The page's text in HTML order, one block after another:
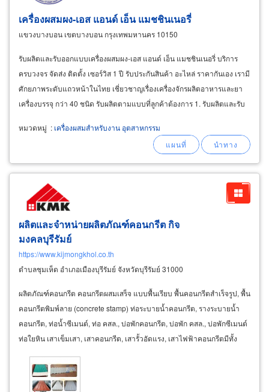
เครื่องผสมผง-เอส แอนด์ เอ็น แมชชินเนอรี่
แขวงบางบอน เขตบางบอน กรุงเทพมหานคร 10150
รับผลิตและรับออกแบบเครื่องผสมผง-เอส แอนด์ เอ็น แมชชินเนอรี่ บริการ
ครบวงจร จัดส่ง ติดตั้ง เซอร์วิส 1 ปี รับประกันสินค้า อะไหล่ ราคากันเอง เรามี
ศักยภาพระดับแถวหน้าในไทย เชี่ยวชาญเรื่องเครื่องจักรผลิตอาหารและยา
เครื่องบรรจุ กว่า 40 ชนิด รับผลิตตามแบบที่ลูกค้าต้องการ 1. รับผลิตและรับ
หมวดหมู่ : เครื่องผสมสำหรับงาน อุตสาหกรรม
ผลิตและจำหน่ายผลิตภัณฑ์คอนกรีต กิจ
มงคลบุรีรัมย์
https://www.kijmongkhol.co.th
ตำบลชุมเห็ด อำเภอเมืองบุรีรัมย์ จังหวัดบุรีรัมย์ 31000
ผลิตภัณฑ์คอนกรีต คอนกรีตผสมเสร็จ แบบพื้นเรียบ พื้นคอนกรีตสำเร็จรูป, พื้น
คอนกรีตพิมพ์ลาย (concrete stamp) ท่อระบายน้ำคอนกรีต, รางระบายน้ำ
คอนกรีต, ท่อน้ำซีเมนต์, ท่อ คสล., บ่อพักคอนกรีต, บ่อพัก คสล., บ่อพักซีเมนต์
ท่อใยหิน เสาเข็มเสา, เสาคอนกรีต, เสารั้วอัดแรง, เสาไฟฟ้าคอนกรีตมีทั้ง